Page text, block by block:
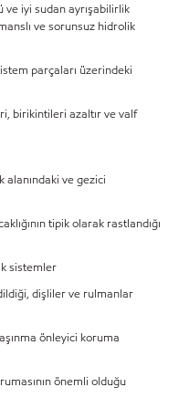
ve iyi sudan ayrışabilirlik
ve sorunsuz hidrolik
parçaları üzerindeki
birikintileri azaltır ve valf
alanındaki ve gezici
tipik olarak rastlandığı
sistemler
dişliler ve rulmanlar
önleyici koruma
önemli olduğu